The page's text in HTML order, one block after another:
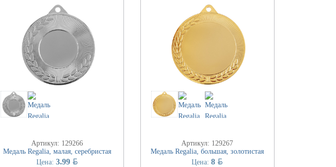
Артикул: 129266
Медаль Regalia, малая, серебристая
Цена: 3.99 BYN
Артикул: 129267
Медаль Regalia, большая, золотистая
Цена: 8 BYN